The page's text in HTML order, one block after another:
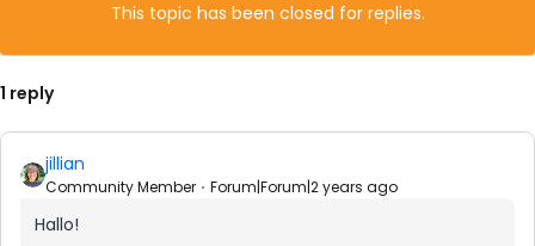
This topic has been closed for replies.
1 reply
jillian
Community Member Forum|Forum|2 years ago
Hallo!